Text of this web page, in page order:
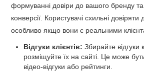
формуванні довіри до вашого бренду та
конверсії. Користувачі схильні
особливо якщо вони є реальними
Відгуки клієнтів: Збирайте відгуки
розміщуйте їх на сайті. Це може бути
відео-відгуки або рейтинги.